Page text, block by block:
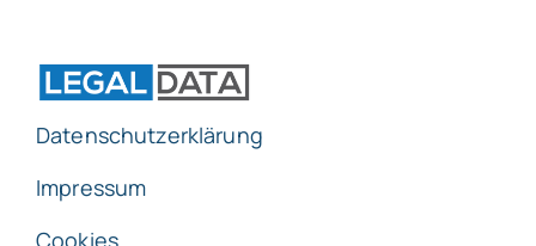
Datenschutzerklärung
Impressum
Cookies